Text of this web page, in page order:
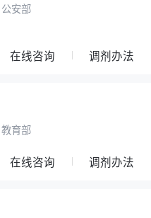
公安部
在线咨询 调剂办法
教育部
在线咨询 调剂办法